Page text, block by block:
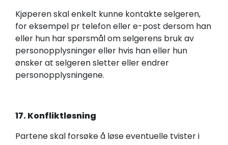
Kjøperen skal enkelt kunne kontakte selgeren,
for eksempel pr telefon eller e-post dersom han
eller hun har spørsmål om selgerens bruk av
personopplysninger eller hvis han eller hun
ønsker at selgeren sletter eller endrer
personopplysningene.
17. Konfliktløsning
Partene skal forsøke å løse eventuelle tvister i